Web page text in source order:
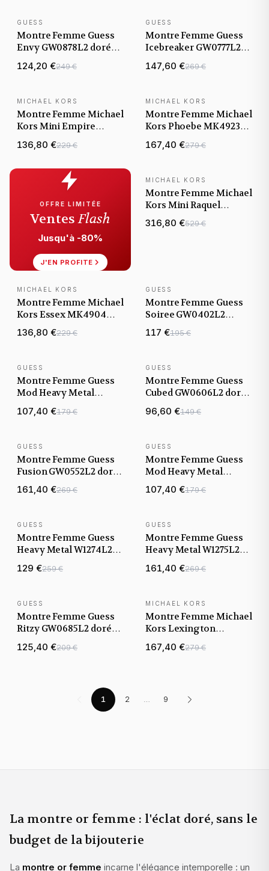
NOUVEAUTÉ
GUESS
Montre Femme Guess
Envy GW0878L2 dorée
bracelet maillons acier
124,20 €249 €
NOUVEAUTÉ
GUESS
Montre Femme Guess
Icebreaker GW0777L2
dorée bracelet maillons
acier cristaux
147,60 €269 €
NOUVEAUTÉ
MICHAEL KORS
Montre Femme Michael
Kors Mini Empire
maillons acier
136,80 €229 €
NOUVEAUTÉ
MICHAEL KORS
Montre Femme Michael
Kors Phoebe MK4923
acier
167,40 €279 €
OFFRE LIMITÉE
VentesFlash
Jusqu'à -80%
J'EN PROFITE
NOUVEAUTÉ
MICHAEL KORS
Montre Femme Michael
Kors Mini Raquel
MK4890 dorée bracelet
maillons acier
316,80 €529 €
NOUVEAUTÉ
MICHAEL KORS
Montre Femme Michael
Kors Essex MK4904
dorée bracelet maillons
acier
136,80 €229 €
NOUVEAUTÉ
GUESS
Montre Femme Guess
Soiree GW0402L2
dorée boîtier serti de
cristaux bracelet maille
117 €195 €
NOUVEAUTÉ
GUESS
Montre Femme Guess
Mod Heavy Metal
W1117L2 dorée bracelet
maille chaîne G-Link
107,40 €179 €
NOUVEAUTÉ
GUESS
Montre Femme Guess
Cubed GW0606L2 dorée
bracelet maillons acier
96,60 €149 €
NOUVEAUTÉ
GUESS
Montre Femme Guess
Fusion GW0552L2 dorée
bracelet maillons acier
161,40 €269 €
NOUVEAUTÉ
GUESS
Montre Femme Guess
Mod Heavy Metal
W1121L2 dorée bracelet
maille chaîne G-Link
107,40 €179 €
NOUVEAUTÉ
GUESS
Montre Femme Guess
Heavy Metal W1274L2
dorée bracelet maille
chaîne acier
129 €259 €
NOUVEAUTÉ
GUESS
Montre Femme Guess
Heavy Metal W1275L2
dorée bracelet maille
dorée
161,40 €269 €
NOUVEAUTÉ
GUESS
Montre Femme Guess
Ritzy GW0685L2 dorée
125,40 €209 €
NOUVEAUTÉ
MICHAEL KORS
Montre Femme Michael
Kors Lexington
maillons acier
167,40 €279 €
1 2 9
La montre or femme : l'éclat doré, sans le
budget de la bijouterie
La montre or femme incarne l'élégance intemporelle : un